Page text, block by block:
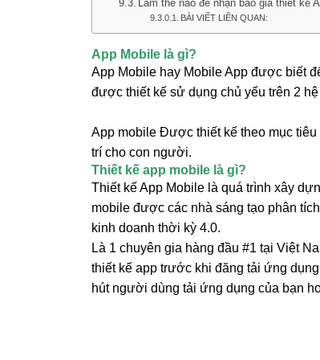
App Mobile là gì?
Tại sao phải thiết kế App?
Thiết kế app giá bao nhiêu?
Tại sao lại có sự khác nhau về giá
App dễ sử dụng, tính năng linh
Giá thiết kế app mobile còn phụ
Xem thêm:
Bảng báo giá thiết kế App Mobile
Chi phí thiết kế App IOS giá bao
Thiết kế app giá bao nhiêu cho
Bảng giá thiết kế App mobile trọn
Đăng ký nhận báo giá thiết kế
Câu hỏi liên quan
Giá thiết kế App điện thoại có đắt